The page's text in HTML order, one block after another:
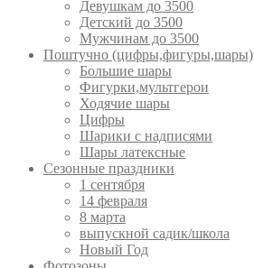
Девушкам до 3500
Детский до 3500
Мужчинам до 3500
Поштучно (цифры,фигуры,шары)
Большие шары
Фигурки,мультгерои
Ходячие шары
Цифры
Шарики с надписями
Шары латексные
Сезонные праздники
1 сентября
14 февраля
8 марта
выпускной садик/школа
Новый Год